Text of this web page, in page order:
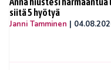
siitä 5 hyötyä
Janni Tamminen |